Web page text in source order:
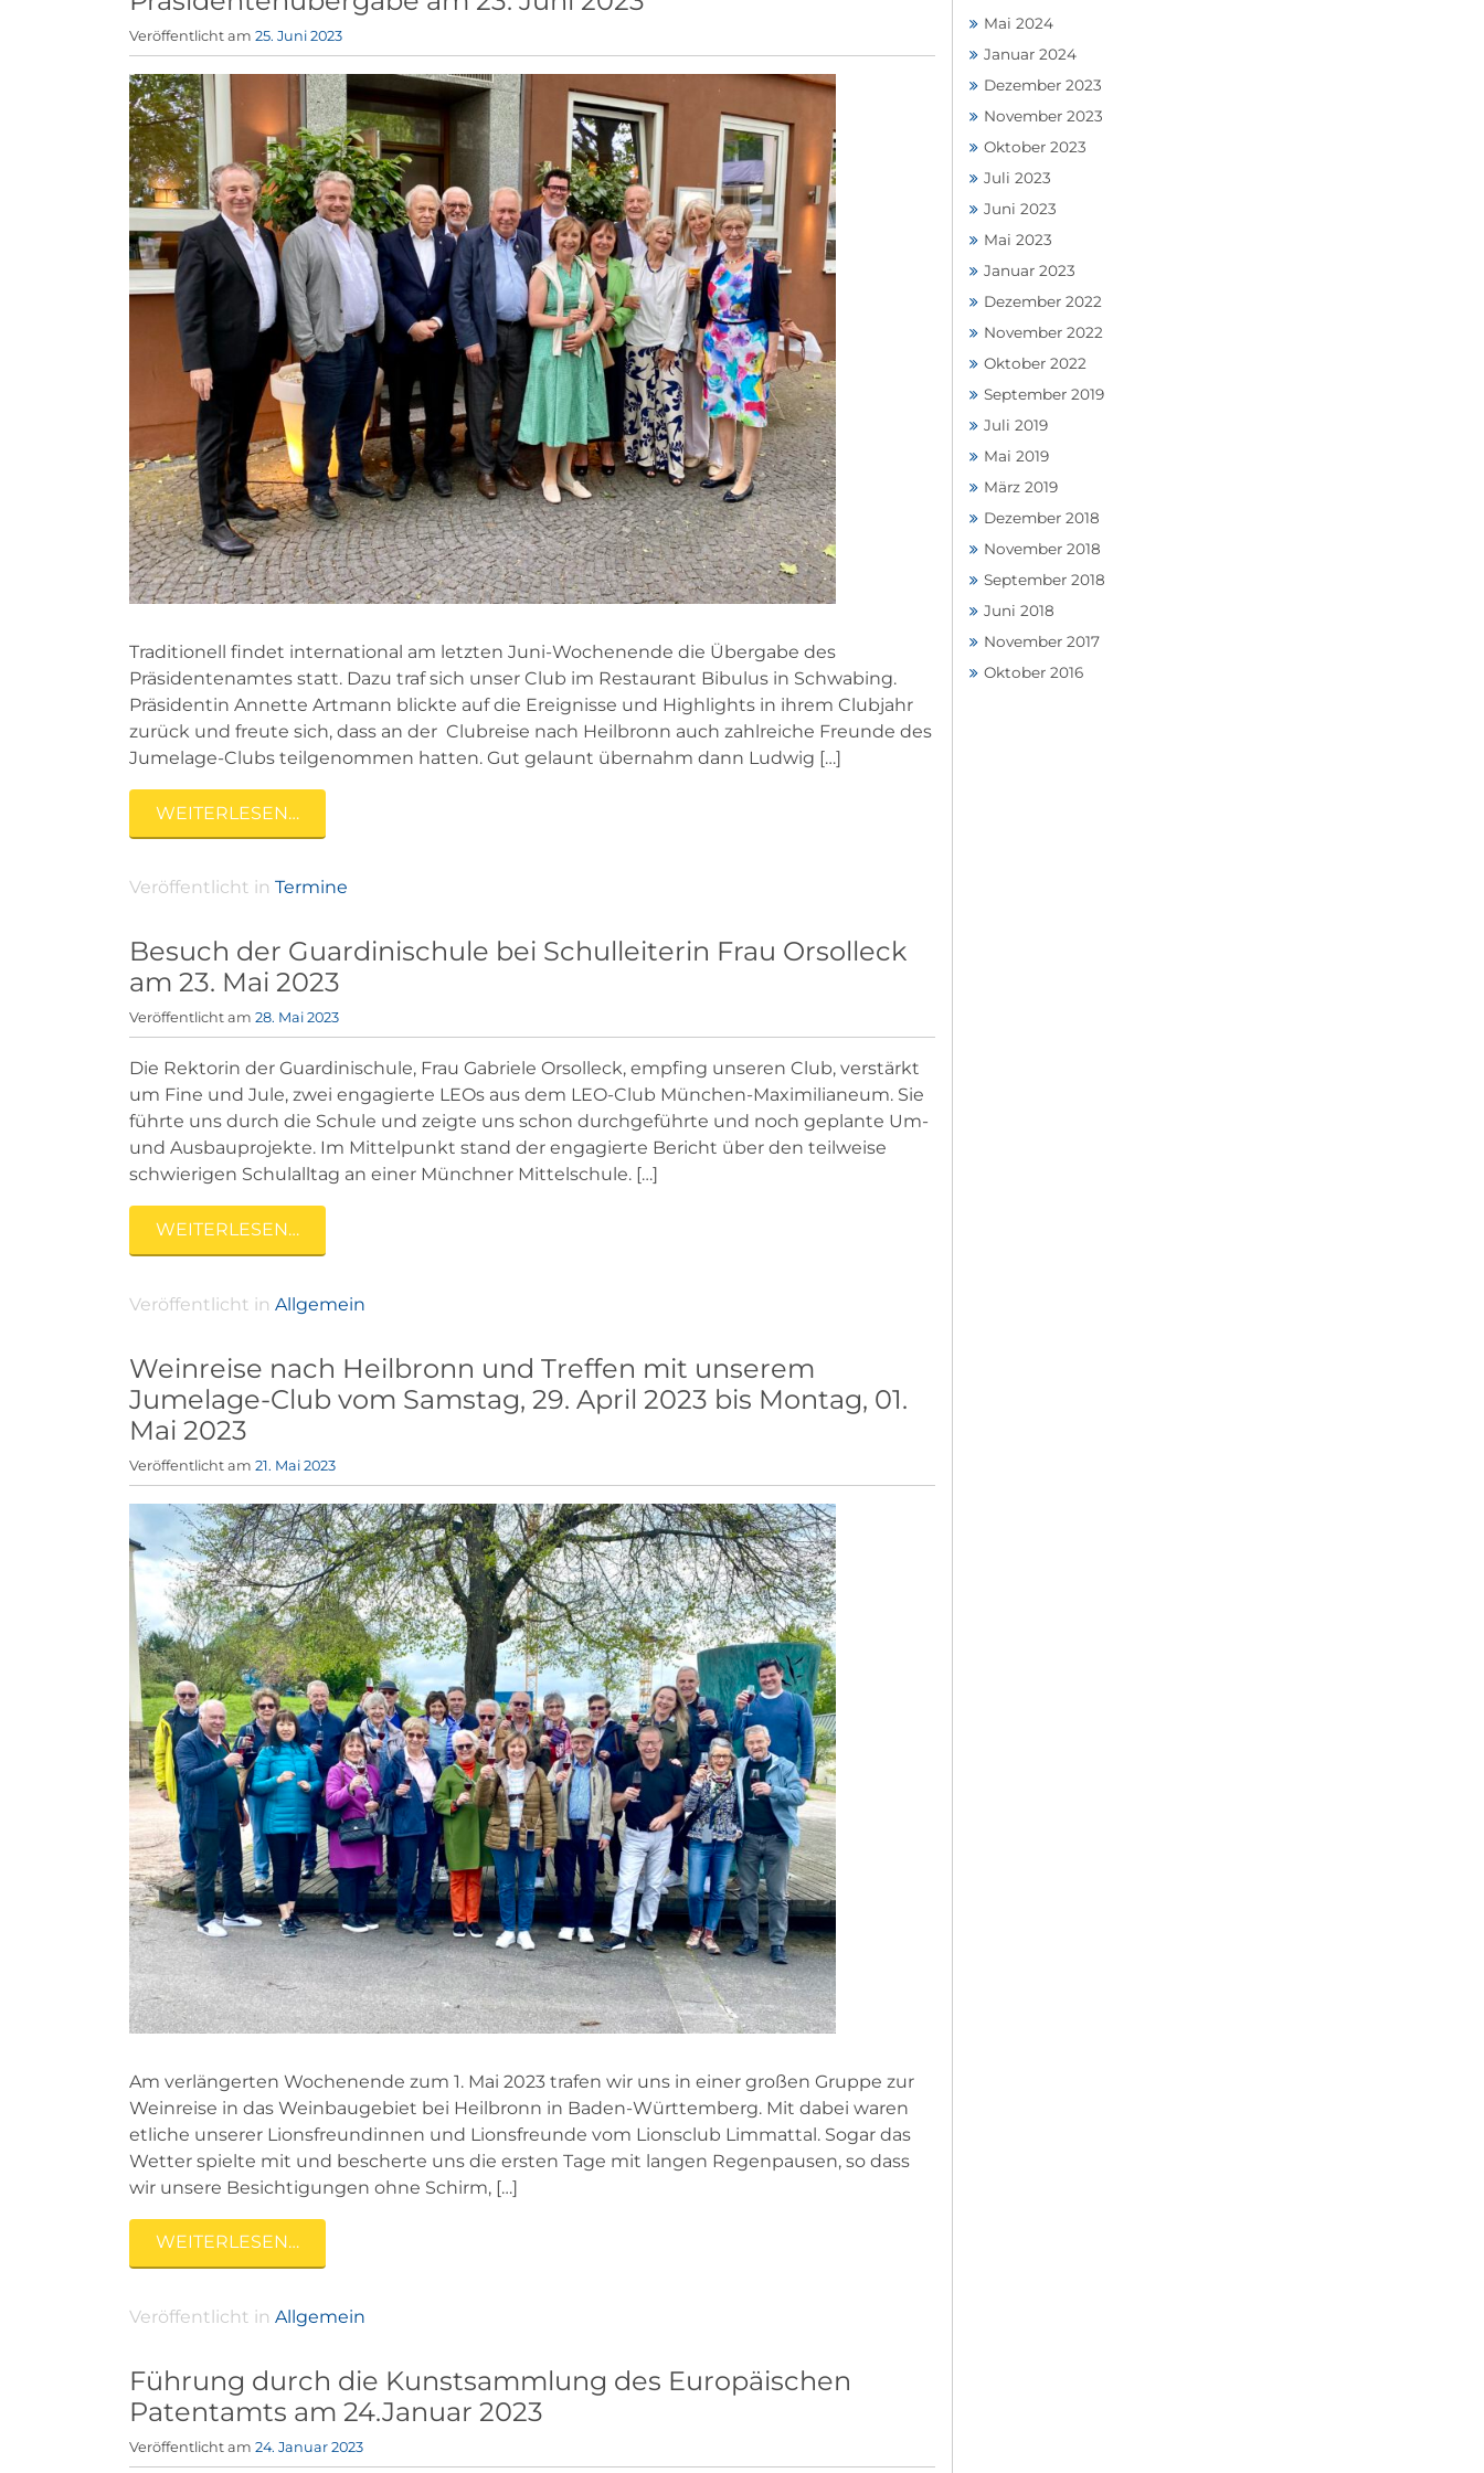
Veröffentlicht am 25. Juni 2023
Traditionell findet international am letzten Juni-Wochenende die Übergabe des
Präsidentenamtes statt. Dazu traf sich unser Club im Restaurant Bibulus in Schwabing.
Präsidentin Annette Artmann blickte auf die Ereignisse und Highlights in ihrem Clubjahr
zurück und freute sich, dass an der Clubreise nach Heilbronn auch zahlreiche Freunde des
Jumelage-Clubs teilgenommen hatten. Gut gelaunt übernahm dann Ludwig […]
WEITERLESEN…
Veröffentlicht in Termine
Besuch der Guardinischule bei Schulleiterin Frau Orsolleck
am 23. Mai 2023
Veröffentlicht am 28. Mai 2023
Die Rektorin der Guardinischule, Frau Gabriele Orsolleck, empfing unseren Club, verstärkt
um Fine und Jule, zwei engagierte LEOs aus dem LEO-Club München-Maximilianeum. Sie
führte uns durch die Schule und zeigte uns schon durchgeführte und noch geplante Um-
und Ausbauprojekte. Im Mittelpunkt stand der engagierte Bericht über den teilweise
schwierigen Schulalltag an einer Münchner Mittelschule. […]
WEITERLESEN…
Veröffentlicht in Allgemein
Weinreise nach Heilbronn und Treffen mit unserem
Jumelage-Club vom Samstag, 29. April 2023 bis Montag, 01.
Mai 2023
Veröffentlicht am 21. Mai 2023
Am verlängerten Wochenende zum 1. Mai 2023 trafen wir uns in einer großen Gruppe zur
Weinreise in das Weinbaugebiet bei Heilbronn in Baden-Württemberg. Mit dabei waren
etliche unserer Lionsfreundinnen und Lionsfreunde vom Lionsclub Limmattal. Sogar das
Wetter spielte mit und bescherte uns die ersten Tage mit langen Regenpausen, so dass
wir unsere Besichtigungen ohne Schirm, […]
WEITERLESEN…
Veröffentlicht in Allgemein
Führung durch die Kunstsammlung des Europäischen
Patentamts am 24.Januar 2023
Veröffentlicht am 24. Januar 2023
Mai 2024
Januar 2024
Dezember 2023
November 2023
Oktober 2023
Juli 2023
Juni 2023
Mai 2023
Januar 2023
Dezember 2022
November 2022
Oktober 2022
September 2019
Juli 2019
Mai 2019
März 2019
Dezember 2018
November 2018
September 2018
Juni 2018
November 2017
Oktober 2016